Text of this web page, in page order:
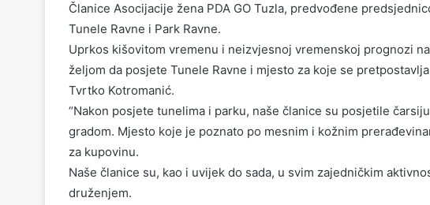
Članice Asocijacije žena PDA GO Tuzla, predvođene
Tunele Ravne i Park Ravne.
Uprkos kišovitom vremenu i neizvjesnoj vremenskoj prognozi
željom da posjete Tunele Ravne i mjesto za koje se
Tvrtko Kotromanić.
“Nakon posjete tunelima i parku, naše članice su posjetile
gradom. Mjesto koje je poznato po mesnim i kožnim
za kupovinu.
Naše članice su, kao i uvijek do sada, u svim zajedničkim
druženjem.